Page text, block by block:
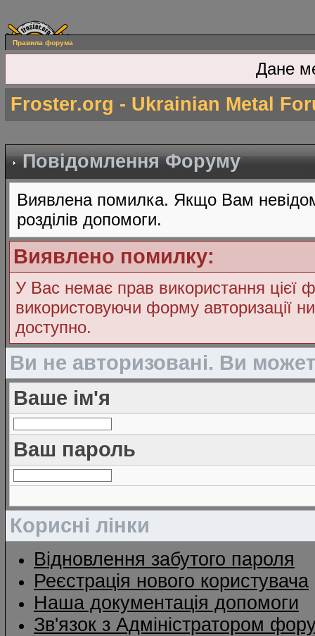
Правила форума
Дане
Froster.org - Ukrainian Metal
Повідомлення Форуму
Виявлена помилка. Якщо Вам
розділів допомоги.
Виявлено помилку:
У Вас немає прав використання цієї
використовуючи форму авторизації
доступно.
Ви не авторизовані. Ви
Ваше ім'я
Ваш пароль
Корисні лінки
Відновлення забутого пароля
Реєстрація нового користувача
Наша документація допомоги
Зв'язок з Адміністратором